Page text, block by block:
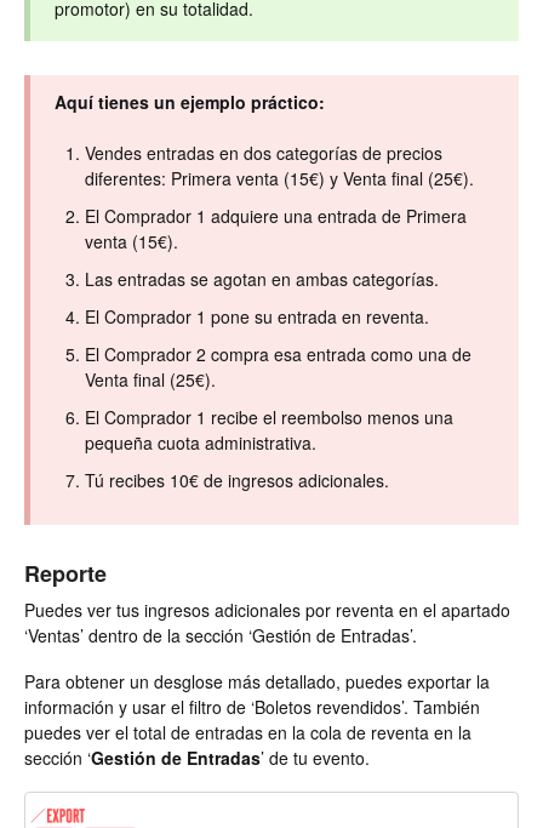
promotor) en su totalidad.
Aquí tienes un ejemplo práctico:
Vendes entradas en dos categorías de precios
diferentes: Primera venta (15€) y Venta final (25€).
El Comprador 1 adquiere una entrada de Primera
venta (15€).
Las entradas se agotan en ambas categorías.
El Comprador 1 pone su entrada en reventa.
El Comprador 2 compra esa entrada como una de
Venta final (25€).
El Comprador 1 recibe el reembolso menos una
pequeña cuota administrativa.
Tú recibes 10€ de ingresos adicionales.
Reporte
Puedes ver tus ingresos adicionales por reventa en el apartado
‘Ventas’ dentro de la sección ‘Gestión de Entradas’.
Para obtener un desglose más detallado, puedes exportar la
información y usar el filtro de ‘Boletos revendidos’. También
puedes ver el total de entradas en la cola de reventa en la
sección ‘Gestión de Entradas’ de tu evento.